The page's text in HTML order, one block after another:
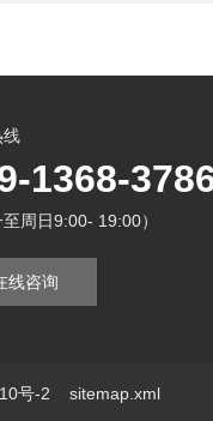
线
1368-
至周日9:00- 19:00）
线咨询
号-2 sitemap.xml